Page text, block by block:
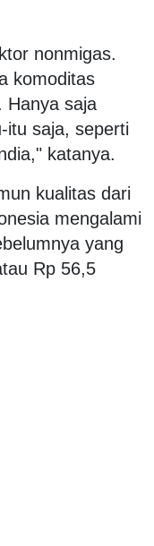
nonmigas.
komoditas
Hanya saja
itu saja, seperti
katanya.
kualitas dari
mengalami
yang
Rp 56,5